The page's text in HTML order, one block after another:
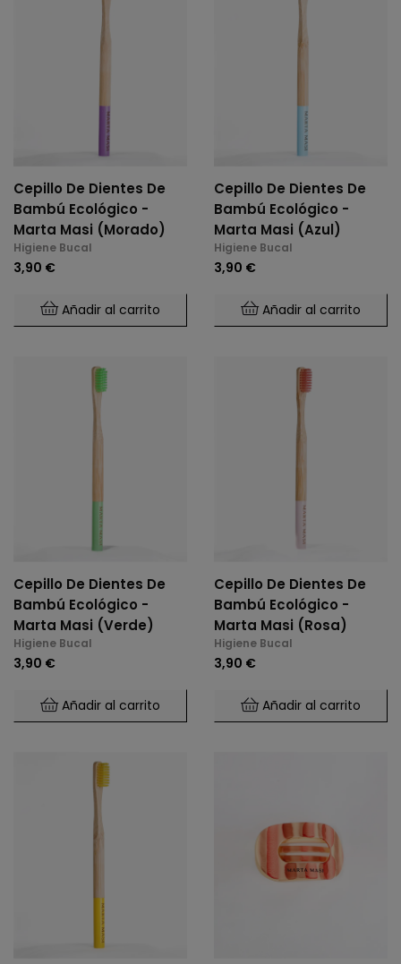
Cepillo De Dientes De
Bambú Ecológico -
Marta Masi (Morado)
Higiene Bucal
3,90 €
Añadir al carrito
Cepillo De Dientes De
Bambú Ecológico -
Marta Masi (Azul)
Higiene Bucal
3,90 €
Añadir al carrito
Cepillo De Dientes De
Bambú Ecológico -
Marta Masi (Verde)
Higiene Bucal
3,90 €
Añadir al carrito
Cepillo De Dientes De
Bambú Ecológico -
Marta Masi (Rosa)
Higiene Bucal
3,90 €
Añadir al carrito